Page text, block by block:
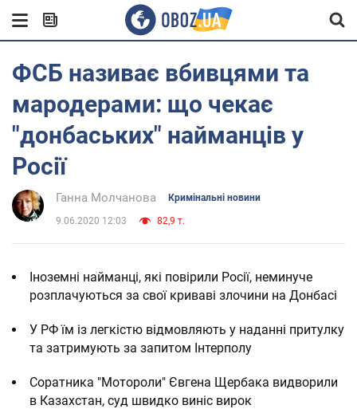
ФСБ називає вбивцями та
мародерами: що чекає
"донбаських" найманців у
Росії
Ганна Молчанова Кримінальні новини
9.06.2020 12:03 82,9 т.
Іноземні найманці, які повірили Росії, неминуче
розплачуються за свої криваві злочини на Донбасі
У РФ їм із легкістю відмовляють у наданні притулку
та затримують за запитом Інтерполу
Соратника "Мотороли" Євгена Щербака видворили
в Казахстан, суд швидко виніс вирок